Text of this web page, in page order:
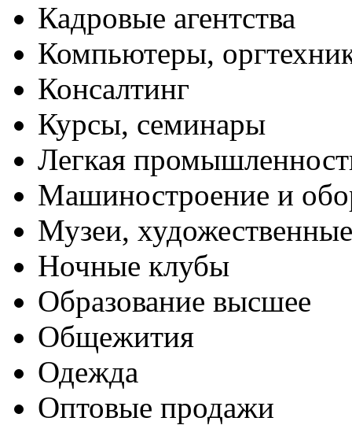
Кадровые агентства
Компьютеры,
Консалтинг
Курсы, семинары
Легкая
Машиностроение и
Музеи,
Ночные клубы
Образование высшее
Общежития
Одежда
Оптовые продажи